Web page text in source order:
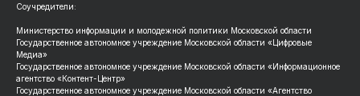
Соучредители:
Министерство информации и молодежной политики Московской области
Государственное автономное учреждение Московской области «Цифровые
Медиа»
Государственное автономное учреждение Московской области «Информационное
агентство «Контент-Центр»
Государственное автономное учреждение Московской области «Агентство